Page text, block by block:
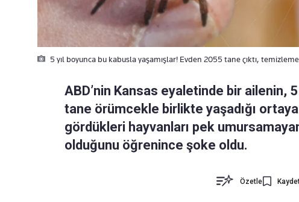
5 yıl boyunca bu kabusla yaşamışlar! Evden 2055 tane çıktı,
ABD’nin Kansas eyaletinde bir ailenin,
tane örümcekle birlikte yaşadığı
gördükleri hayvanları pek
olduğunu öğrenince şoke oldu.
Özetle